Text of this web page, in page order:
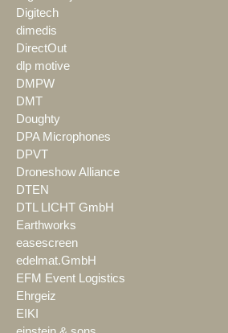
Digitech
dimedis
DirectOut
dlp motive
DMPW
DMT
Doughty
DPA Microphones
DPVT
Droneshow Alliance
DTEN
DTL LICHT GmbH
Earthworks
easescreen
edelmat.GmbH
EFM Event Logistics
Ehrgeiz
EIKI